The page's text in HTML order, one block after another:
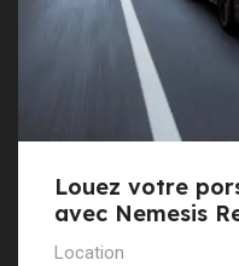
Louez votre
avec Nemesis
Location